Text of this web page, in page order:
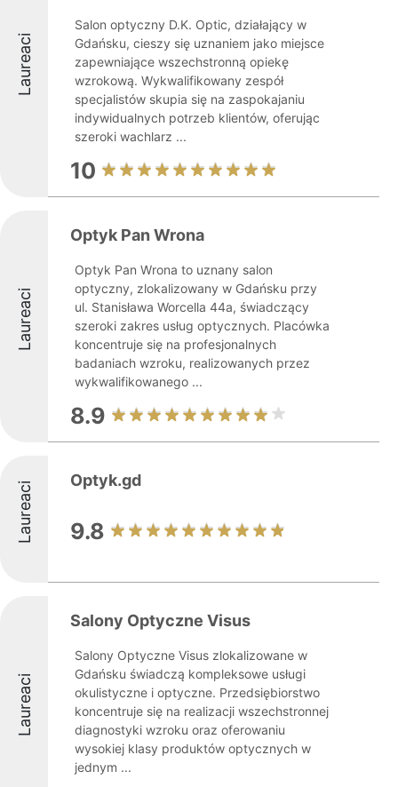
Laureaci
Salon optyczny D.K. Optic, działający w
Gdańsku, cieszy się uznaniem jako miejsce
zapewniające wszechstronną opiekę
wzrokową. Wykwalifikowany zespół
specjalistów skupia się na zaspokajaniu
indywidualnych potrzeb klientów, oferując
szeroki wachlarz ...
10
Laureaci
Optyk Pan Wrona
Optyk Pan Wrona to uznany salon
optyczny, zlokalizowany w Gdańsku przy
ul. Stanisława Worcella 44a, świadczący
szeroki zakres usług optycznych. Placówka
koncentruje się na profesjonalnych
badaniach wzroku, realizowanych przez
wykwalifikowanego ...
8.9
Laureaci Optyk.gd
9.8
Laureaci
Salony Optyczne Visus
Salony Optyczne Visus zlokalizowane w
Gdańsku świadczą kompleksowe usługi
okulistyczne i optyczne. Przedsiębiorstwo
koncentruje się na realizacji wszechstronnej
diagnostyki wzroku oraz oferowaniu
wysokiej klasy produktów optycznych w
jednym ...